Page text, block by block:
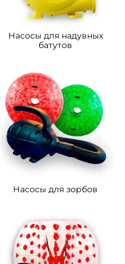
Насосы для надувных
батутов
Насосы для зорбов